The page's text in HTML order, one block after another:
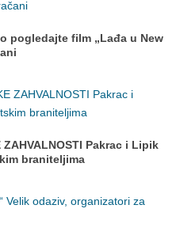
pogledajte film „Lađa u New
ZAHVALNOSTI Pakrac i Lipik
braniteljima